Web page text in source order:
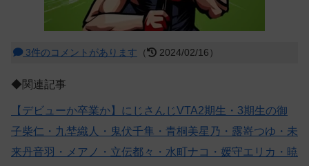
3件のコメントがあります （ 2024/02/16）
◆関連記事
【デビューか卒業か】にじさんじVTA2期生・3期生の御
子柴仁・九埜織人・鬼伏千隼・青桐美星乃・露嵜つゆ・未
来丹音羽・メアノ・立伝都々・水町ナコ・媛守エリカ・暁